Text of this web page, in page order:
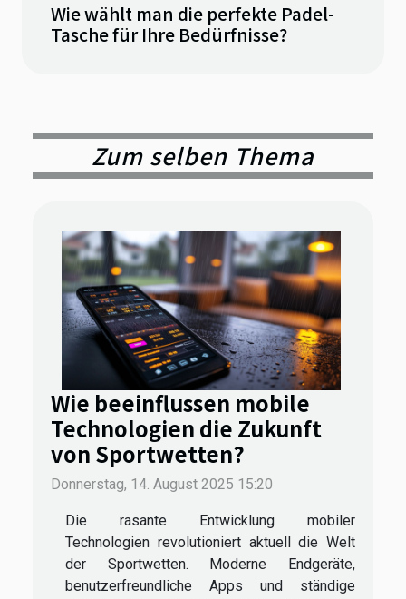
Wie wählt man die perfekte Padel-
Tasche für Ihre Bedürfnisse?
Zum selben Thema
Wie beeinflussen mobile
Technologien die Zukunft
von Sportwetten?
Donnerstag, 14. August 2025 15:20
Die rasante Entwicklung mobiler
Technologien revolutioniert aktuell die Welt
der Sportwetten. Moderne Endgeräte,
benutzerfreundliche Apps und ständige